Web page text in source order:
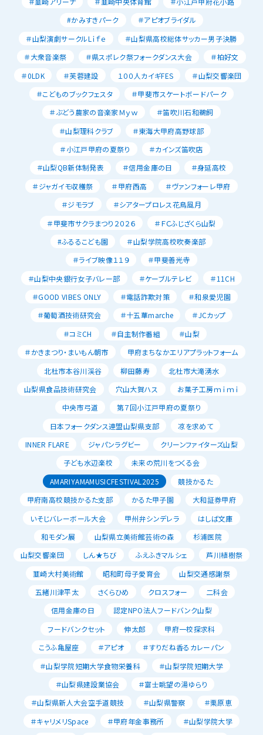
#かみすきパーク
＃アピオブライダル
＃山梨演劇サークルLｉｆｅ
＃山梨県高校総体サッカー男子決勝
＃大衆音楽祭
＃県スポレク祭フォークダンス大会
＃柏好文
＃0LDK
＃芙蓉建設 １００人カイギFES
＃山梨交響楽団
＃こどものブックフェスタ
＃甲斐市スケートボードパーク
＃ぶどう農家の音楽家Ｍｙｗ
＃笛吹川石和鵜飼
＃山梨理科クラブ
＃東海大甲府高野球部
＃小江戸甲府の夏祭り
＃カインズ笛吹店
＃山梨QB新体制発表
＃信用金庫の日
＃身延高校
＃ジャガイモ収穫祭
＃甲府西高
＃ヴァンフォーレ甲府
＃ジモラブ
＃シアタープロレス花鳥風月
＃甲斐市サクラまつり２０２６
＃ＦＣふじざくら山梨
#ふるるこども園
＃山梨学院高校吹奏楽部
＃ライブ映像１１９
＃甲斐善光寺
＃山梨中央銀行女子バレー部
＃ケーブルテレビ
＃11CH
＃GOOD VIBES ONLY
＃電話詐欺対策
＃和泉愛児園
＃葡萄酒技術研究会
＃十五華marche
＃JCカップ
＃コミCH
＃自主制作番組
＃山梨
＃かきまつり・まいもん朝市
甲府まちなかエリアプラットフォーム
北杜市本谷川渓谷
柳田藤寿
北杜市大滝湧水
山梨県食品技術研究会
穴山大賀ハス
お菓子工房ｍｉｍｉ
中央市弓道
第７回小江戸甲府の夏祭り
日本フォークダンス連盟山梨県支部
凉を求めて
INNER FLARE
ジャパンラグビー
クリーンファイターズ山梨
子ども水辺楽校
未来の荒川をつくる会
AMARIYAMAMUSICFESTIVAL2025
競技かるた
甲府南高校競技かるた支部
かるた甲子園
大和証券甲府
いそじバレーボール大会
甲州弁シンデレラ
はしば文庫
和モダン展
山梨県立美術館芸術の森
杉浦医院
山梨交響楽団
しん★ちび ふえふきマルシェ
芦川植樹祭
韮崎大村美術館
昭和町母子愛育会
山梨交通感謝祭
五緒川津平太
さくらひめ クロスフォー
二科会
信用金庫の日
認定NPO法人フードバンク山梨
フードバンクセット
伸太郎
甲府一校探求科
こうふ亀屋座
＃アピオ
＃すりだね香るカレーパン
＃山梨学院短期大学食物栄養科
＃山梨学院短期大学
＃山梨県建設業協会
＃富士眺望の湯ゆらり
＃山梨県新人大会空手道競技
＃山梨県警察
＃栗原恵
＃キャリメリSpace
＃甲府年金事務所
＃山梨学院大学